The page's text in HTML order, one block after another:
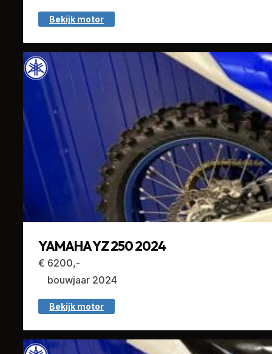
Bekijk motor
YAMAHA YZ 250 2024
€ 6200,-
bouwjaar 2024
Bekijk motor